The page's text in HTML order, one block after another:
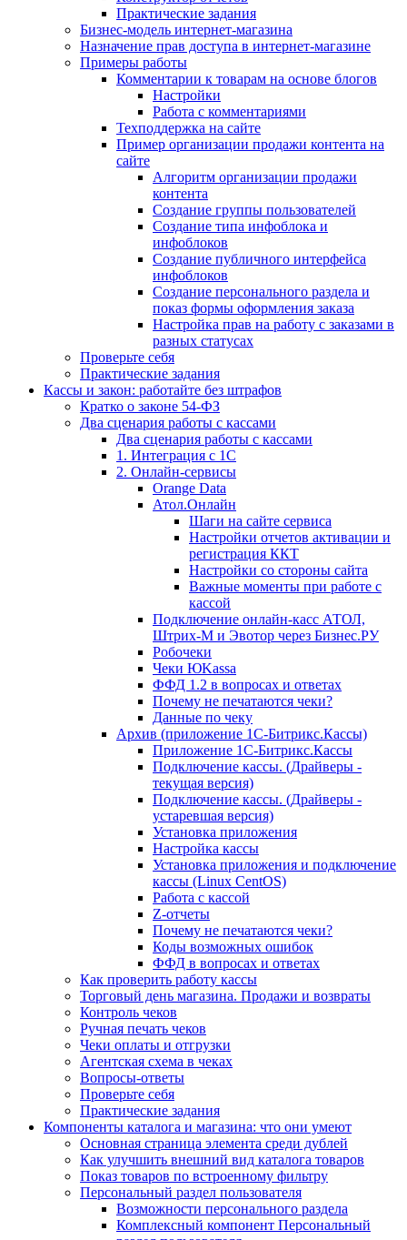
Практические задания
Бизнес-модель интернет-магазина
Назначение прав доступа в интернет-магазине
Примеры работы
Комментарии к товарам на основе блогов
Настройки
Работа с комментариями
Техподдержка на сайте
Пример организации продажи контента на
сайте
Алгоритм организации продажи
контента
Создание группы пользователей
Создание типа инфоблока и
инфоблоков
Создание публичного интерфейса
инфоблоков
Создание персонального раздела и
показ формы оформления заказа
Настройка прав на работу с заказами в
разных статусах
Проверьте себя
Практические задания
Кассы и закон: работайте без штрафов
Кратко о законе 54-ФЗ
Два сценария работы с кассами
Два сценария работы с кассами
1. Интеграция с 1С
2. Онлайн-сервисы
Orange Data
Атол.Онлайн
Шаги на сайте сервиса
Настройки отчетов активации и
регистрация ККТ
Настройки со стороны сайта
Важные моменты при работе с
кассой
Подключение онлайн-касс АТОЛ,
Штрих-М и Эвотор через Бизнес.РУ
Робочеки
Чеки ЮKassa
ФФД 1.2 в вопросах и ответах
Почему не печатаются чеки?
Данные по чеку
Архив (приложение 1С-Битрикс.Кассы)
Приложение 1С-Битрикс.Кассы
Подключение кассы. (Драйверы -
текущая версия)
Подключение кассы. (Драйверы -
устаревшая версия)
Установка приложения
Настройка кассы
Установка приложения и подключение
кассы (Linux CentOS)
Работа с кассой
Z-отчеты
Почему не печатаются чеки?
Коды возможных ошибок
ФФД в вопросах и ответах
Как проверить работу кассы
Торговый день магазина. Продажи и возвраты
Контроль чеков
Ручная печать чеков
Чеки оплаты и отгрузки
Агентская схема в чеках
Вопросы-ответы
Проверьте себя
Практические задания
Компоненты каталога и магазина: что они умеют
Основная страница элемента среди дублей
Как улучшить внешний вид каталога товаров
Показ товаров по встроенному фильтру
Персональный раздел пользователя
Возможности персонального раздела
Комплексный компонент Персональный